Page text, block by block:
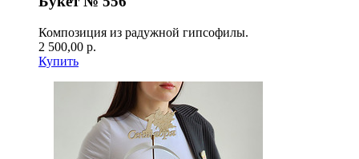
Композиция из радужной гипсофилы.
2 500,00 р.
Купить